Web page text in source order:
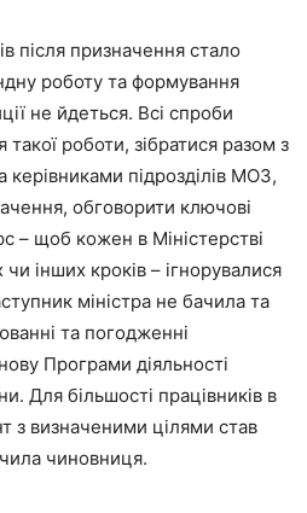
після призначення стало
роботу та формування
не йдеться. Всі спроби
такої роботи, зібратися разом з
керівниками підрозділів МОЗ,
обговорити ключові
– щоб кожен в Міністерстві
чи інших кроків – ігнорувалися
міністра не бачила та
та погодженні
Програми діяльності
Для більшості працівників в
з визначеними цілями став
чиновниця.